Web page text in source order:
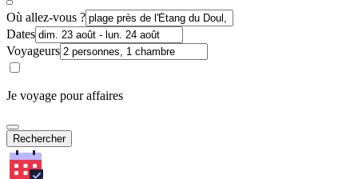
Où allez-vous ?
Dates
Voyageurs
Je voyage pour affaires
Rechercher